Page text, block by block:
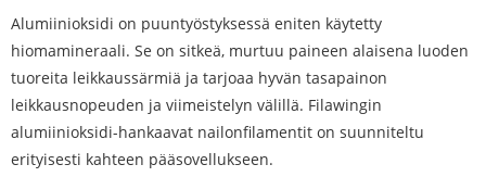
Alumiinioksidi on puuntyöstyksessä eniten käytetty
hiomamineraali. Se on sitkeä, murtuu paineen alaisena luoden
tuoreita leikkaussärmiä ja tarjoaa hyvän tasapainon
leikkausnopeuden ja viimeistelyn välillä. Filawingin
alumiinioksidi-hankaavat nailonfilamentit on suunniteltu
erityisesti kahteen pääsovellukseen.